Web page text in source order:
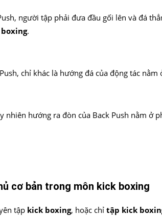
người tập phải đưa đầu gối lên và đá
.
chỉ khác là hướng đá của động tác nằm
nhiên hướng ra đòn của Back Push nằm ở
cơ bản trong môn kick boxing
tập kick boxing, hoặc chỉ tập kick